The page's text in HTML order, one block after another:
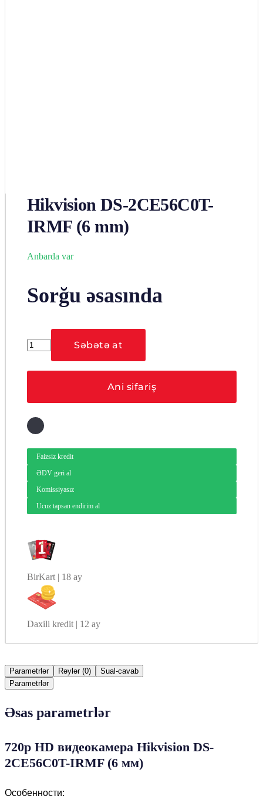
Hikvision DS-2CE56C0T-
IRMF (6 mm)
Anbarda var
Sorğu əsasında
Hikvision
Səbətə at
Ani sifariş
Faizsiz kredit
ƏDV geri al
Komissiyasız
Ucuz tapsan endirim al
BirKart | 18 ay
Daxili kredit | 12 ay
Parametrlər Rəylər (0)
Sual-cavab
Parametrlər
Əsas parametrlər
720p HD видеокамера Hikvision DS-
2CE56C0T-IRMF (6 мм)
Особенности: